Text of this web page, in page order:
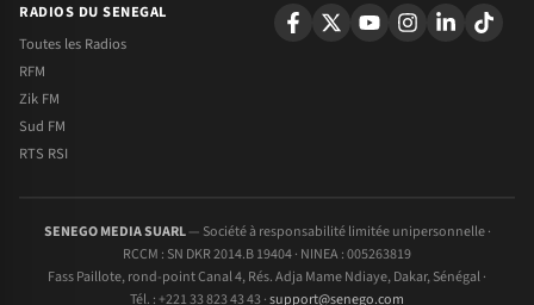
RADIOS DU SENEGAL
Toutes les Radios
RFM
Zik FM
Sud FM
RTS RSI
SENEGO MEDIA SUARL— Société à responsabilité limitée unipersonnelle ·
RCCM : SN DKR 2014.B 19404 · NINEA : 005263819
Fass Paillote, rond-point Canal 4, Rés. Adja Mame Ndiaye, Dakar, Sénégal ·
Tél. : +221 33 823 43 43 ·support@senego.com